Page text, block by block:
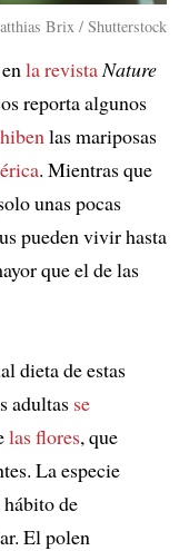
Brix / Shutterstock
la revista Nature
reporta algunos
las mariposas
. Mientras que
unas pocas
pueden vivir hasta
que el de las
dieta de estas
adultas se
las flores, que
La especie
de
El polen